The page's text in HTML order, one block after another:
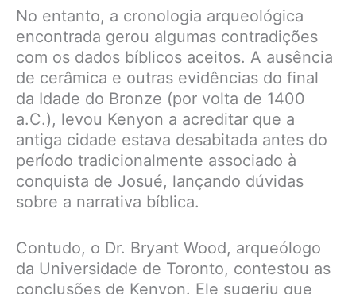
No entanto, a cronologia arqueológica
encontrada gerou algumas contradições
com os dados bíblicos aceitos. A ausência
de cerâmica e outras evidências do final
da Idade do Bronze (por volta de 1400
a.C.), levou Kenyon a acreditar que a
antiga cidade estava desabitada antes do
período tradicionalmente associado à
conquista de Josué, lançando dúvidas
sobre a narrativa bíblica.
Contudo, o Dr. Bryant Wood, arqueólogo
da Universidade de Toronto, contestou as
conclusões de Kenyon. Ele sugeriu que